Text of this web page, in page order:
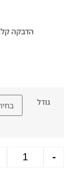
הדבקה
גודל
-